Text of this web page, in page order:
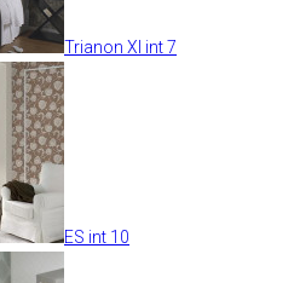
Trianon XI int 7
ES int 10